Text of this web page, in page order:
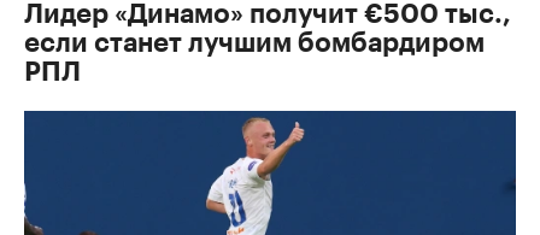
Лидер «Динамо» получит €500 тыс.,
если станет лучшим бомбардиром
РПЛ